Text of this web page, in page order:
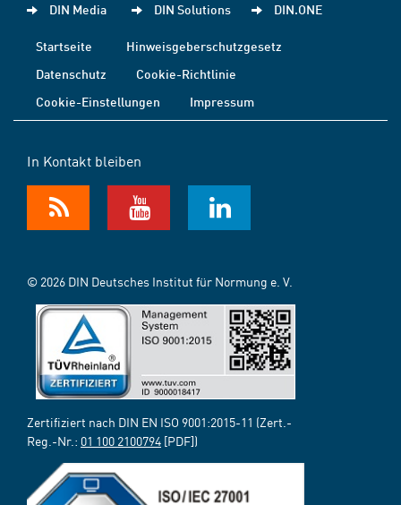
DIN Media DIN Solutions DIN.ONE
Startseite
Hinweisgeberschutzgesetz
Datenschutz
Cookie-Richtlinie
Cookie-Einstellungen
Impressum
In Kontakt bleiben
© 2026 DIN Deutsches Institut für Normung e. V.
Zertifiziert nach DIN EN ISO 9001:2015-11 (Zert.-
Reg.-Nr.: 01 100 2100794 [PDF])